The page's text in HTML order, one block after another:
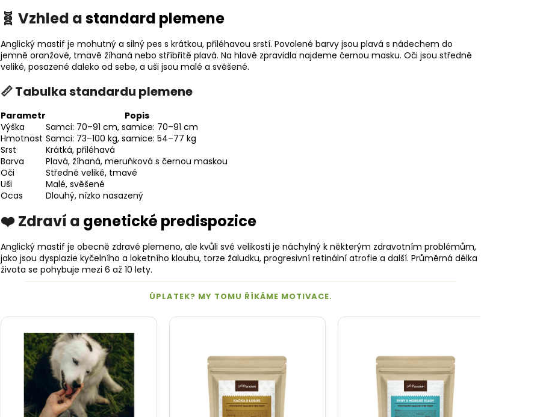
🧬 Vzhled astandard plemene
Anglický mastif je mohutný a silný pes s krátkou, přiléhavou srstí. Povolené barvy jsou plavá s nádechem do
jemně oranžové, tmavě žíhaná nebo stříbřitě plavá. Na hlavě zpravidla najdeme černou masku. Oči jsou středně
veliké, posazené daleko od sebe, a uši jsou malé a svěšené.
📏 Tabulka standardu plemene
Parametr
Popis
Výška
Samci: 70–91 cm, samice: 70–91 cm
Hmotnost Samci: 73–100 kg, samice: 54–77 kg
Srst
Krátká, přiléhavá
Barva
Plavá, žíhaná, meruňková s černou maskou
Oči
Středně veliké, tmavé
Uši
Malé, svěšené
Ocas
Dlouhý, nízko nasazený
❤️ Zdraví a genetické predispozice
Anglický mastif je obecně zdravé plemeno, ale kvůli své velikosti je náchylný k některým zdravotním problémům,
jako jsou dysplazie kyčelního a loketního kloubu, torze žaludku, progresivní retinální atrofie a další. Průměrná délka
života se pohybuje mezi 6 až 10 lety.